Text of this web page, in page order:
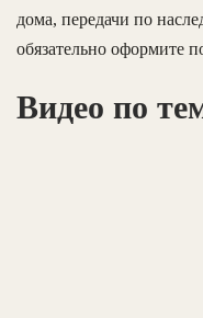
дома, передачи по
обязательно оформите
Видео по